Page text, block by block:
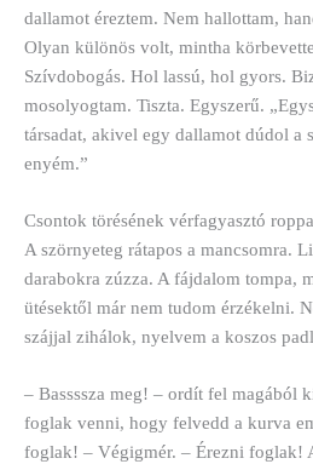
dallamot éreztem. Nem hallottam,
Olyan különös volt, mintha
Szívdobogás. Hol lassú, hol gyors.
mosolyogtam. Tiszta. Egyszerű.
társadat, akivel egy dallamot dúdol a
enyém.”
Csontok törésének vérfagyasztó
A szörnyeteg rátapos a mancsomra.
darabokra zúzza. A fájdalom tompa,
ütésektől már nem tudom érzékelni.
szájjal zihálok, nyelvem a koszos
– Bassssza meg! – ordít fel magából
foglak venni, hogy felvedd a kurva
foglak! – Végigmér. – Érezni foglak!